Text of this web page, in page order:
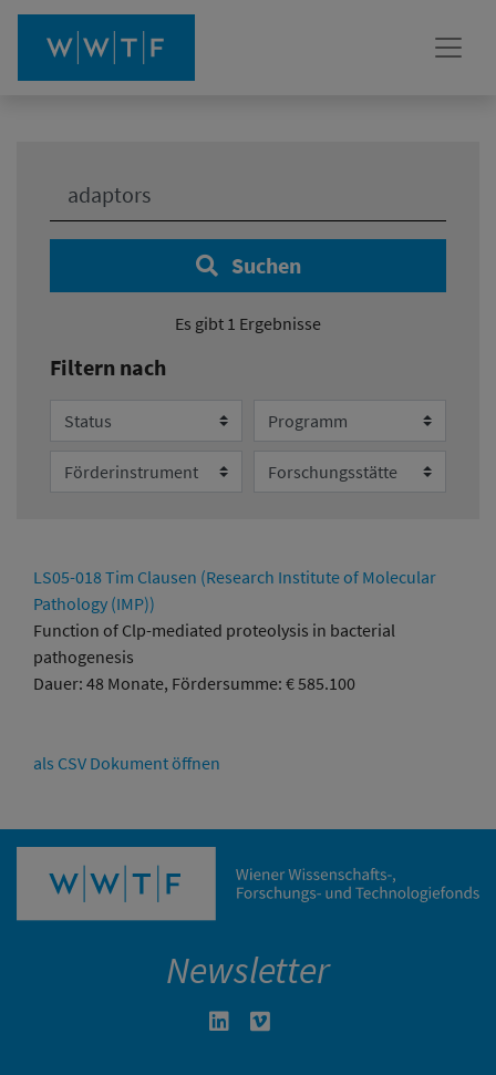
Suchen
Es gibt 1 Ergebnisse
Filtern nach
Status Programm
Förderinstrument Forschungsstätte
LS05-018 Tim Clausen (Research Institute of Molecular
Pathology (IMP))
Function of Clp-mediated proteolysis in bacterial
pathogenesis
Dauer: 48 Monate, Fördersumme: € 585.100
als CSV Dokument öffnen
Newsletter
Linkedin in neuem Fenster öffnen